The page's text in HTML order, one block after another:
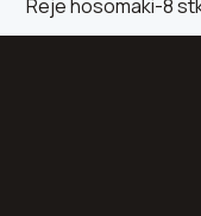
Reje hosomaki-8